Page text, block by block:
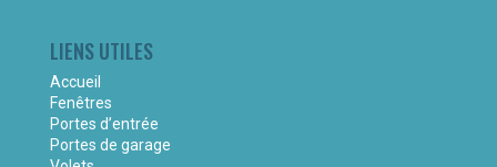
LIENS UTILES
Accueil
Fenêtres
Portes d’entrée
Portes de garage